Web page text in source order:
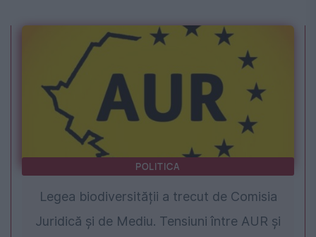
POLITICA
Legea biodiversității a trecut de Comisia
Juridică și de Mediu. Tensiuni între AUR și